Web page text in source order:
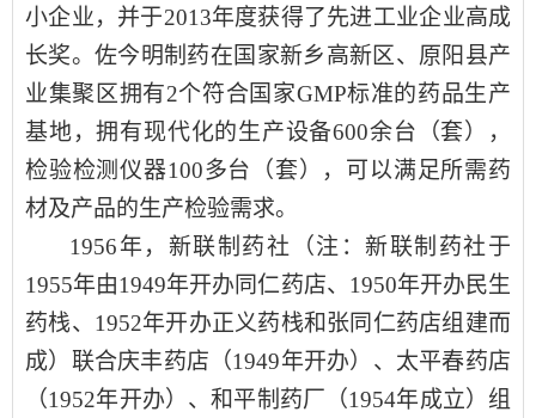
小企业，并于2013年度获得了先进工业企业高成
长奖。佐今明制药在国家新乡高新区、原阳县产
业集聚区拥有2个符合国家GMP标准的药品生产
基地，拥有现代化的生产设备600余台（套），
检验检测仪器100多台（套），可以满足所需药
材及产品的生产检验需求。
1956年 ， 新联制药社（注：新联制药社于
1955年由1949年开办同仁药店、1950年开办民生
药栈、1952年开办正义药栈和张同仁药店组建而
成）联合庆丰药店（1949年开办）、太平春药店
（1952年开办）、和平制药厂（1954年成立）组